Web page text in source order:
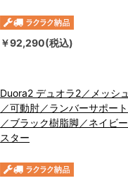
￥92,290(税込)
Duora2 デュオラ2／メッシ
／可動肘／ランバーサポー
／ブラック樹脂脚／ネイビ
スター